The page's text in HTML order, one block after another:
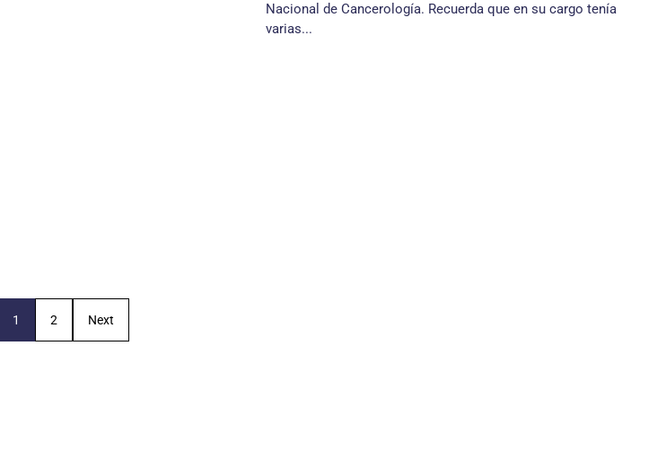
Nacional de Cancerología. Recuerda que en su cargo tenía
varias...
1 2 Next